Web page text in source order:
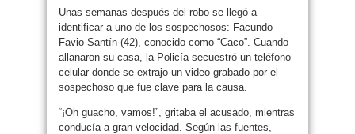
Unas semanas después del robo se llegó a
identificar a uno de los sospechosos: Facundo
Favio Santín (42), conocido como “Caco”. Cuando
allanaron su casa, la Policía secuestró un teléfono
celular donde se extrajo un video grabado por el
sospechoso que fue clave para la causa.
“¡Oh guacho, vamos!”, gritaba el acusado, mientras
conducía a gran velocidad. Según las fuentes,